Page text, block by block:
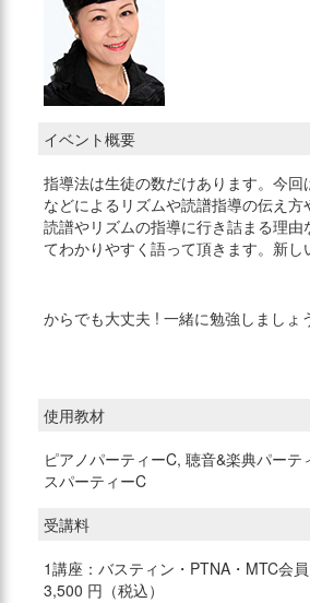
イベント概要
指導法は生徒の数だけあります。今
などによるリズムや読譜指導の伝え方
読譜やリズムの指導に行き詰まる理由
てわかりやすく語って頂きます。新し
からでも大丈夫 ! 一緒に勉強しましょ
使用教材
ピアノパーティーC, 聴音&楽典パーテ
スパーティーC
受講料
1講座：バスティン・PTNA・MTC会
3,500 円（税込）